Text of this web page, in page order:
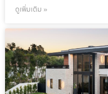
ดูเพิ่มเติม »